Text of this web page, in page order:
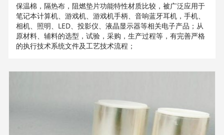
保温棉，隔热布，阻燃垫片功能特性材质比较，被广泛应用于
笔记本计算机、游戏机、游戏机手柄、音响蓝牙耳机，手机、
相机、照明、LED、投影仪、液晶显示器等相关电子产品；从
原材料、辅料的选型，试验，采购，生产过程等，有完善严格
的执行技术系统文件及工艺技术流程；